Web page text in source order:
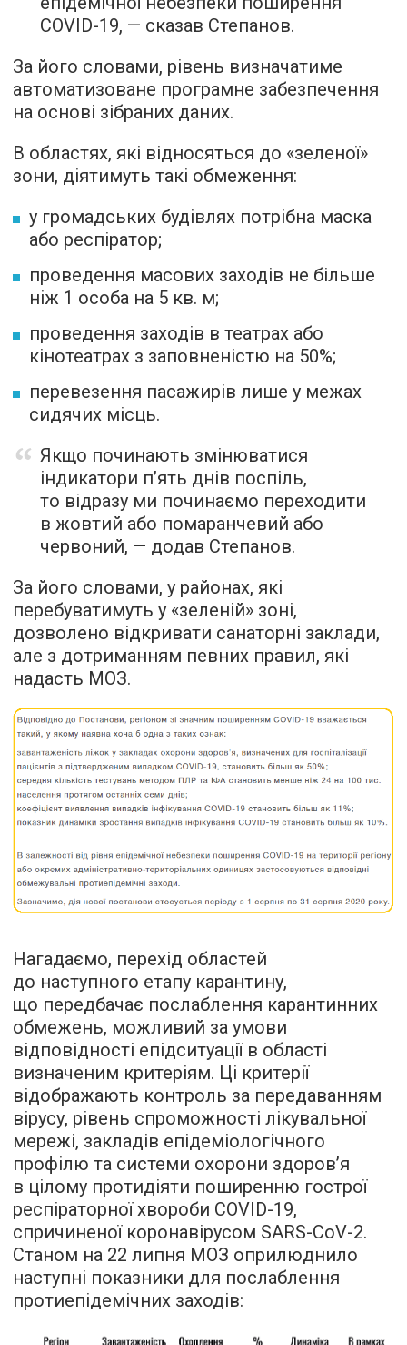
COVID-19, — сказав Степанов.
За його словами, рівень визначатиме
автоматизоване програмне забезпечення
на основі зібраних даних.
В областях, які відносяться до «зеленої»
зони, діятимуть такі обмеження:
у громадських будівлях потрібна маска
або респіратор;
проведення масових заходів не більше
ніж 1 особа на 5 кв. м;
проведення заходів в театрах або
кінотеатрах з заповненістю на 50%;
перевезення пасажирів лише у межах
сидячих місць.
Якщо починають змінюватися
індикатори п’ять днів поспіль,
то відразу ми починаємо переходити
в жовтий або помаранчевий або
червоний, — додав Степанов.
За його словами, у районах, які
перебуватимуть у «зеленій» зоні,
дозволено відкривати санаторні заклади,
але з дотриманням певних правил, які
надасть МОЗ.
Нагадаємо, перехід областей
до наступного етапу карантину,
що передбачає послаблення карантинних
обмежень, можливий за умови
відповідності епідситуації в області
визначеним критеріям. Ці критерії
відображають контроль за передаванням
вірусу, рівень спроможності лікувальної
мережі, закладів епідеміологічного
профілю та системи охорони здоров’я
в цілому протидіяти поширенню гострої
респіраторної хвороби COVID-19,
спричиненої коронавірусом SARS-CoV-2.
Станом на 22 липня МОЗ оприлюднило
наступні показники для послаблення
протиепідемічних заходів: